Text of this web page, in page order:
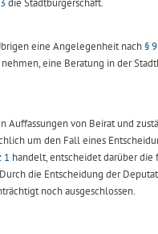
eine Angelegenheit nach§
eine Beratung in der
Auffassungen von Beirat und
um den Fall eines
1 handelt, entscheidet darüber die
die Entscheidung der
noch ausgeschlossen.